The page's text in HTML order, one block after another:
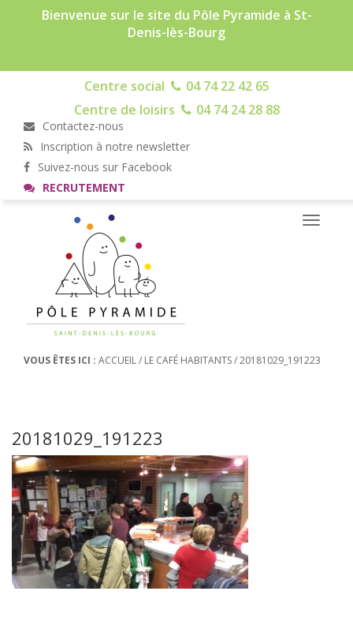
Bienvenue sur le site du Pôle Pyramide à St-
Denis-lès-Bourg
Centre social
04 74 22 42 65
Centre de loisirs
04 74 24 28 88
Contactez-nous
Inscription à notre newsletter
Suivez-nous sur Facebook
RECRUTEMENT
Toggle
VOUS ÊTES ICI : ACCUEIL/ LE CAFÉ HABITANTS/20181029_191223
20181029_191223